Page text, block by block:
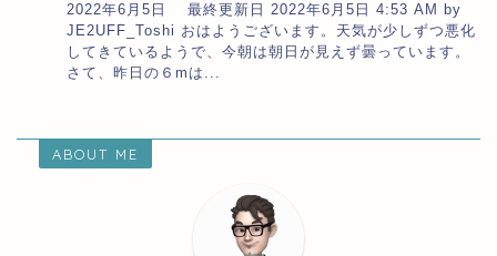
2022年6月5日 最終更新日 2022年6月5日 4:53 AM by
JE2UFF_Toshi おはようございます。天気が少しずつ悪化
してきているようで、今朝は朝日が見えず曇っています。
さて、昨日の６mは...
ABOUT ME